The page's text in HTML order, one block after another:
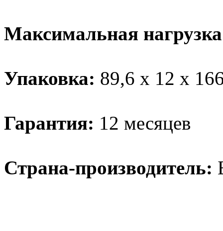
Максимальная
Упаковка: 89,6 х 12 х
Гарантия: 12 месяцев
Страна-производитель: